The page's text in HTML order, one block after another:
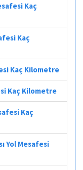
Kaç
Kaç
Kaç Kilometre
Kaç Kilometre
Kaç
Yol Mesafesi